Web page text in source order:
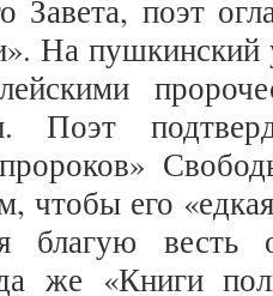
Завета, поэт
На пушкинский
Поэт
чтобы его
благую
же «Книги